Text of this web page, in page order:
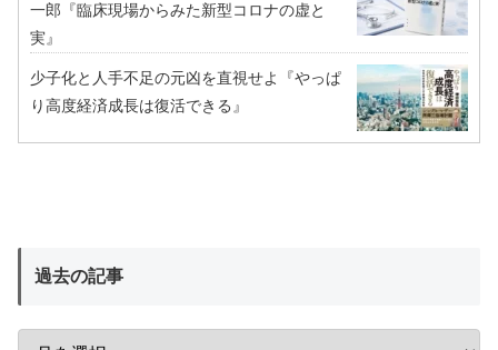
一郎『臨床現場からみた新型コロナの虚と
実』
少子化と人手不足の元凶を直視せよ『やっぱ
り高度経済成長は復活できる』
過去の記事